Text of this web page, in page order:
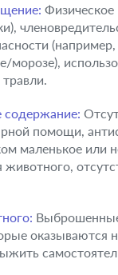
Физическое
(например,
морозе),
помощи,
маленькое или
оказываются